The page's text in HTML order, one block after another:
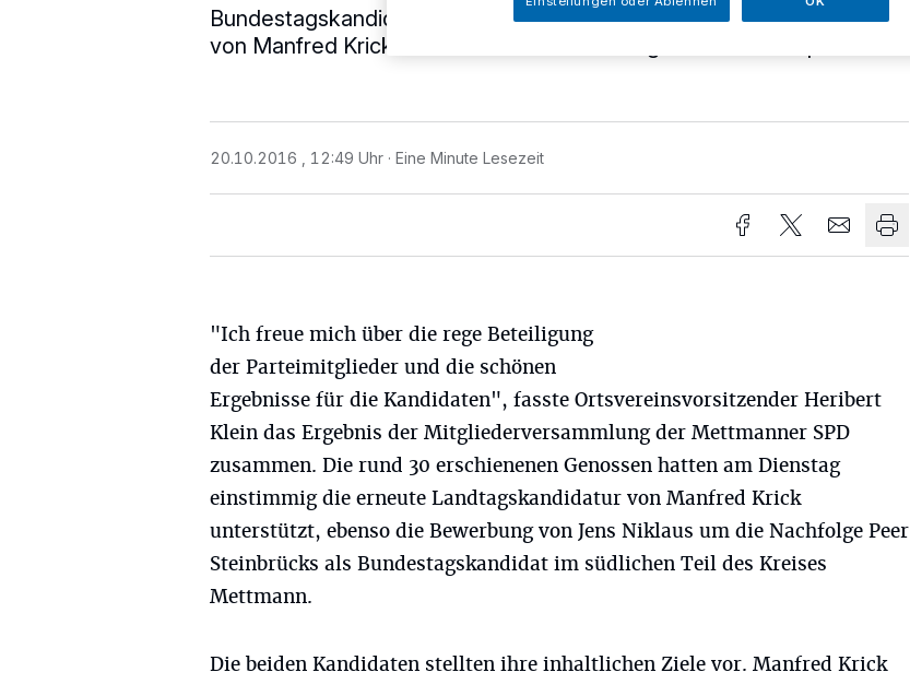
Bundestagskandidatur von Jens Niklaus und die Landtagskandidatur
von Manfred Krick und fordert eine Belebung des Jubiläumsplatzes.
20.10.2016 , 12:49 Uhr Eine Minute Lesezeit
"Ich freue mich über die rege Beteiligung
der Parteimitglieder und die schönen
Ergebnisse für die Kandidaten", fasste Ortsvereinsvorsitzender Heribert
Klein das Ergebnis der Mitgliederversammlung der Mettmanner SPD
zusammen. Die rund 30 erschienenen Genossen hatten am Dienstag
einstimmig die erneute Landtagskandidatur von Manfred Krick
unterstützt, ebenso die Bewerbung von Jens Niklaus um die Nachfolge Peer
Steinbrücks als Bundestagskandidat im südlichen Teil des Kreises
Mettmann.
Die beiden Kandidaten stellten ihre inhaltlichen Ziele vor. Manfred Krick